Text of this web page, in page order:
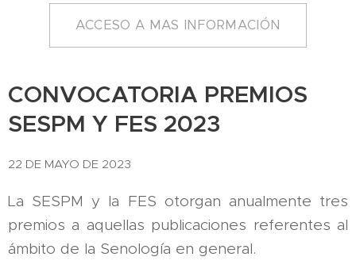
ACCESO A MAS INFORMACIÓN
CONVOCATORIA PREMIOS
SESPM Y FES 2023
22 DE MAYO DE 2023
La SESPM y la FES otorgan anualmente tres
premios a aquellas publicaciones referentes al
ámbito de la Senología en general.